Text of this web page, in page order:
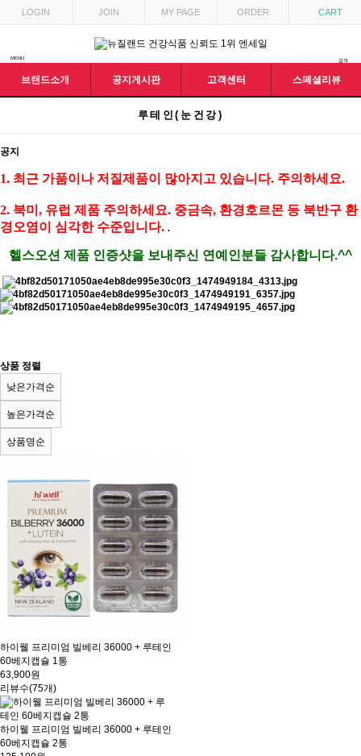
LOGIN JOIN MY PAGE ORDER CART
MENU 검색
브랜드소개 공지게시판 고객센터 스페셜리뷰
루테인(눈건강)
공지
1. ​최근 가품이나 저질제품이 많아지고 있습니다. 주의하세요.
2. 북미, 유럽 제품 주의하세요. 중금속, 환경호르몬 등 북반구 환
경오염이 심각한 수준입니다. .​
헬스오션 제품 인증샷을 보내주신 연예인분들 감사합니다.^^
상품 정렬
낮은가격순
높은가격순
상품명순
하이웰 프리미엄 빌베리 36000 + 루테인
60베지캡슐 1통
63,900원
리뷰수(75개)
하이웰 프리미엄 빌베리 36000 + 루테인
60베지캡슐 2통